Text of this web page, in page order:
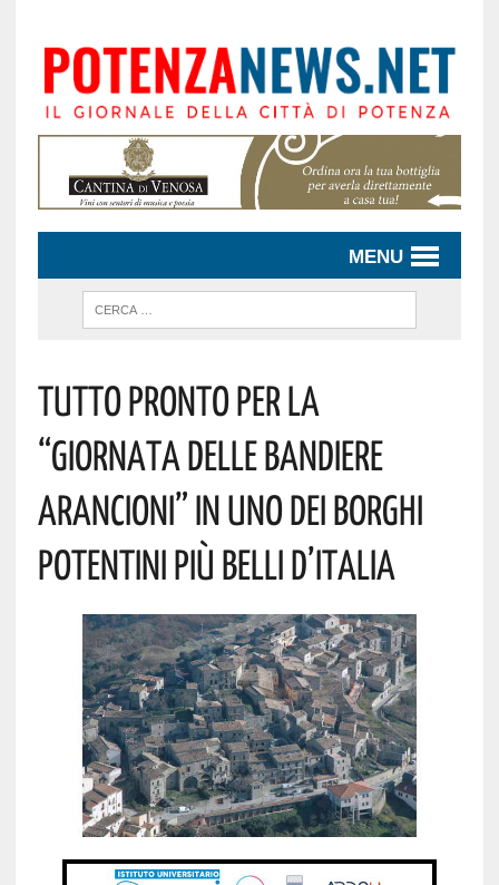
MENU
TUTTO PRONTO PER LA
“GIORNATA DELLE BANDIERE
ARANCIONI” IN UNO DEI BORGHI
POTENTINI PIÙ BELLI D’ITALIA